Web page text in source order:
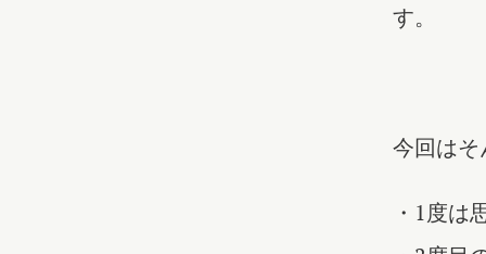
す。
今回は
・1度は